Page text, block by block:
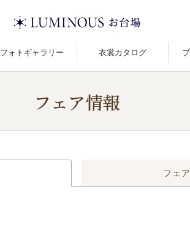
フォトギャラリー 衣裳カタログ
フェア情報
フェ